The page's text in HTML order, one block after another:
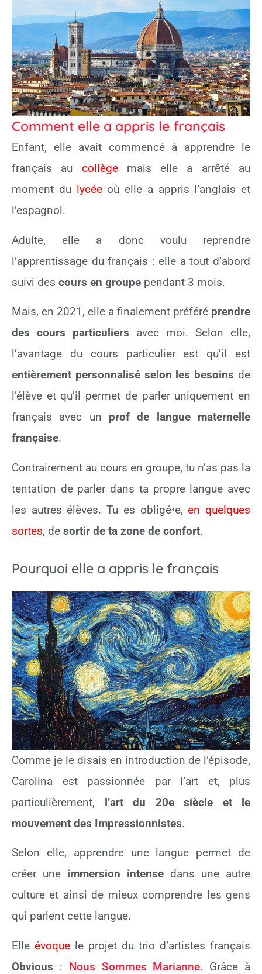
Comment elle a appris le français
Enfant, elle avait commencé à apprendre le
français au collègemais elle a arrêté au
moment du lycéeoù elle a appris l’anglais et
l’espagnol.
Adulte, elle a donc voulu reprendre
l’apprentissage du français : elle a tout d’abord
suivi des cours en groupe pendant 3 mois.
Mais, en 2021, elle a finalement préféré prendre
des cours particuliers avec moi. Selon elle,
l’avantage du cours particulier est qu’il est
entièrement personnalisé selon les besoins de
l’élève et qu’il permet de parler uniquement en
français avec un prof de langue maternelle
française.
Contrairement au cours en groupe, tu n’as pas la
tentation de parler dans ta propre langue avec
les autres élèves. Tu es obligé•e,en quelques
sortes, de sortir de ta zone de confort.
Pourquoi elle a appris le français
Comme je le disais en introduction de l’épisode,
Carolina est passionnée par l’art et, plus
particulièrement, l’art du 20e siècle et le
mouvement des Impressionnistes.
Selon elle, apprendre une langue permet de
créer une immersion intense dans une autre
culture et ainsi de mieux comprendre les gens
qui parlent cette langue.
Elle évoque le projet du trio d’artistes français
Obvious : Nous Sommes Marianne. Grâce à